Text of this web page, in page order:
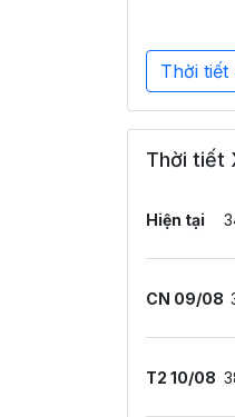
Thời tiết
Thời tiết
Hiện tại
CN 09/08
T2 10/08